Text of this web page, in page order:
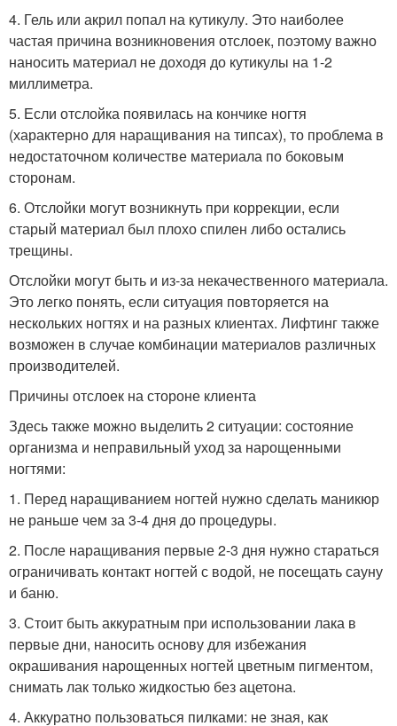
4. Гель или акрил попал на кутикулу. Это наиболее
частая причина возникновения отслоек, поэтому важно
наносить материал не доходя до кутикулы на 1-2
миллиметра.
5. Если отслойка появилась на кончике ногтя
(характерно для наращивания на типсах), то проблема в
недостаточном количестве материала по боковым
сторонам.
6. Отслойки могут возникнуть при коррекции, если
старый материал был плохо спилен либо остались
трещины.
Отслойки могут быть и из-за некачественного материала.
Это легко понять, если ситуация повторяется на
нескольких ногтях и на разных клиентах. Лифтинг также
возможен в случае комбинации материалов различных
производителей.
Причины отслоек на стороне клиента
Здесь также можно выделить 2 ситуации: состояние
организма и неправильный уход за нарощенными
ногтями:
1. Перед наращиванием ногтей нужно сделать маникюр
не раньше чем за 3-4 дня до процедуры.
2. После наращивания первые 2-3 дня нужно стараться
ограничивать контакт ногтей с водой, не посещать сауну
и баню.
3. Стоит быть аккуратным при использовании лака в
первые дни, наносить основу для избежания
окрашивания нарощенных ногтей цветным пигментом,
снимать лак только жидкостью без ацетона.
4. Аккуратно пользоваться пилками: не зная, как